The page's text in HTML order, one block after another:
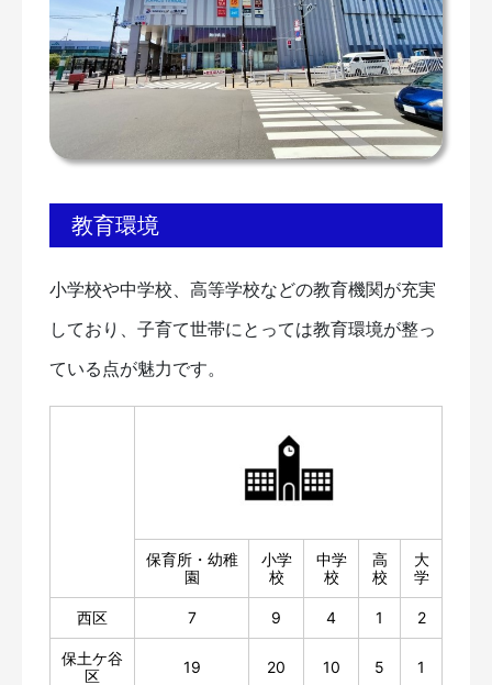
教育環境
小学校や中学校、高等学校などの教育機関が充実
しており、子育て世帯にとっては教育環境が整っ
ている点が魅力です。
保育所・幼稚
園
小学
校
中学
校
高
校
大
学
西区 7 9 4 1 2
保土ケ谷
区
19 20 10 5 1